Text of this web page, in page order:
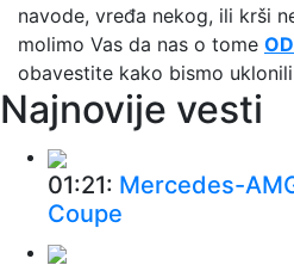
navode, vređa nekog, ili krši
molimo Vas da nas o tome
obavestite kako bismo
Najnovije vesti
01:21: Mercedes-
Coupe